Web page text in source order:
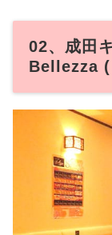
02、成田
Bellezza (